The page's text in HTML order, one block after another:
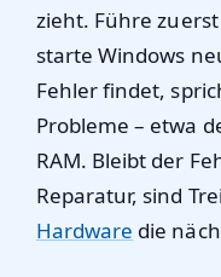
zieht. Führe zuerst
starte Windows
Fehler findet,
Probleme – etwa
RAM. Bleibt der
Reparatur, sind
Hardware die